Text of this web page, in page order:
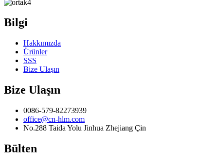
Bilgi
Hakkımızda
Ürünler
SSS
Bize Ulaşın
Bize Ulaşın
0086-579-82273939
office@cn-hlm.com
No.288 Taida Yolu Jinhua Zhejiang Çin
Bülten